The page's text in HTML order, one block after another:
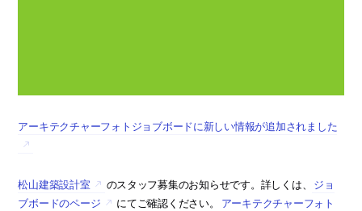
アーキテクチャーフォトジョブボードに新しい情報が追加されました
松山建築設計室 のスタッフ募集のお知らせです。詳しくは、
ジョ
ブボードのページ
にてご確認ください。
アーキテクチャーフォト